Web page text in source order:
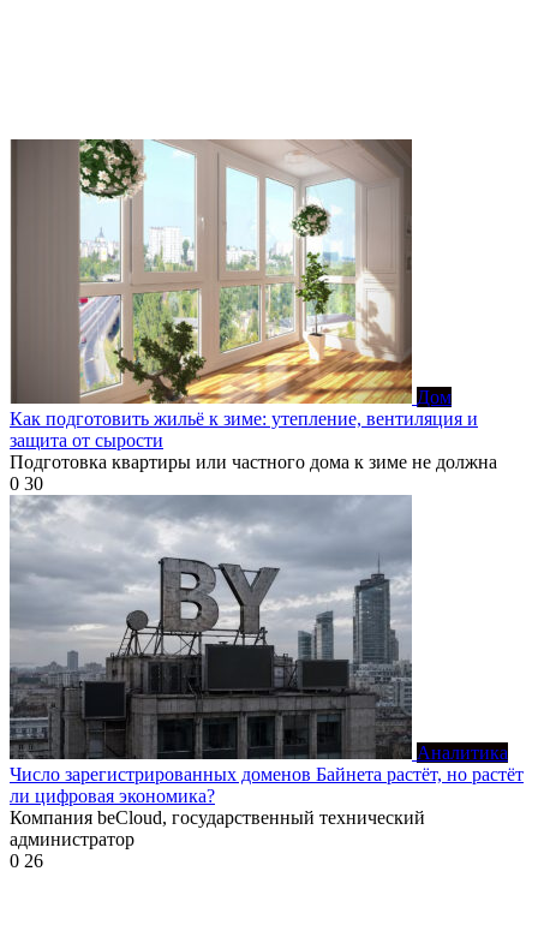
Дом
Как подготовить жильё к зиме: утепление, вентиляция и
защита от сырости
Подготовка квартиры или частного дома к зиме не должна
0 30
Аналитика
Число зарегистрированных доменов Байнета растёт, но растёт
ли цифровая экономика?
Компания beCloud, государственный технический
администратор
0 26